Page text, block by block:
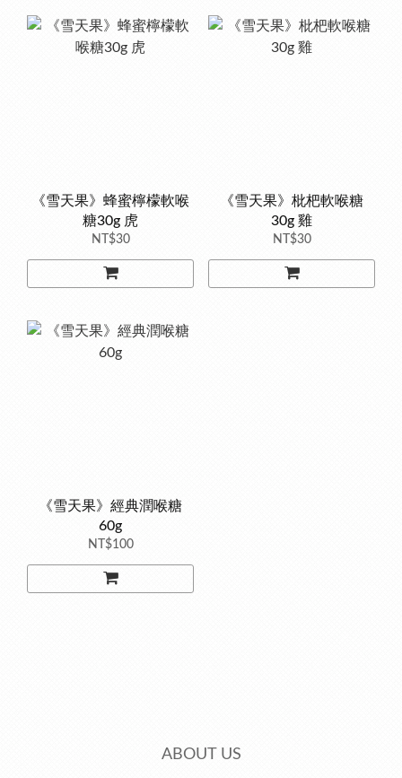
《雪天果》蜂蜜檸檬軟喉
糖30g 虎
NT$30
《雪天果》枇杷軟喉糖
30g 雞
NT$30
《雪天果》經典潤喉糖
60g
NT$100
ABOUT US